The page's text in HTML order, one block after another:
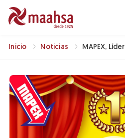
Inicio Noticias
MAPEX,